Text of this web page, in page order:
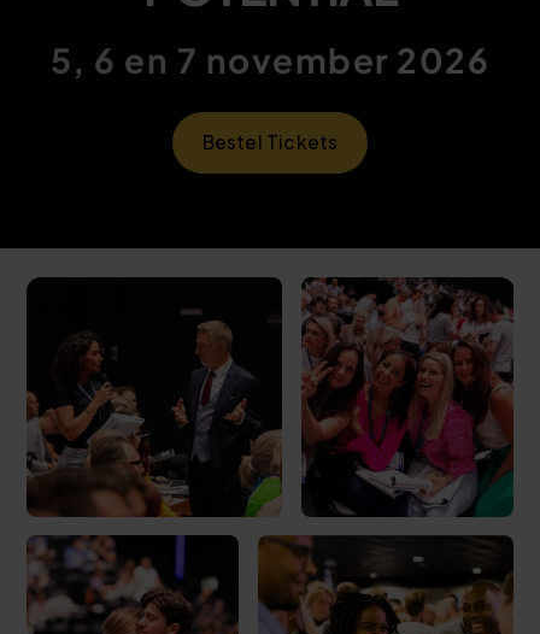
5, 6 en 7 november 2026
Bestel Tickets